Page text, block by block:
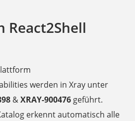
React2Shell
werden in Xray unter
&XRAY-900476 geführt.
erkennt automatisch alle